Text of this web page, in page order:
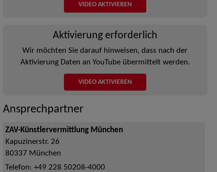
VIDEO AKTIVIEREN
Aktivierung erforderlich
Wir möchten Sie darauf hinweisen, dass nach der
Aktivierung Daten an YouTube übermittelt werden.
VIDEO AKTIVIEREN
Ansprechpartner
ZAV-Künstlervermittlung München
Kapuzinerstr. 26
80337 München
Telefon: +49 228 50208-4000